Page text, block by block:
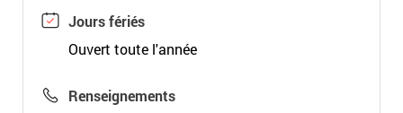
Jours fériés
Ouvert toute l'année
Renseignements